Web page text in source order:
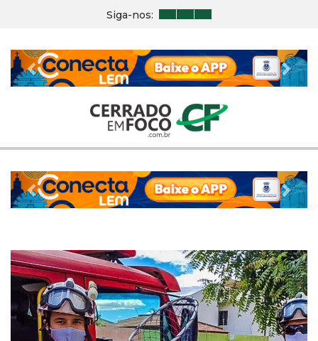
Siga-nos:
Previous Next
Previous Next